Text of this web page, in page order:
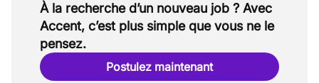
À la recherche d’un nouveau job ? Avec
Accent, c’est plus simple que vous ne le
pensez.
Postulez maintenant